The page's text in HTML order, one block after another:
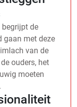
de
gaan met deze
van de
ouders, het
moeten